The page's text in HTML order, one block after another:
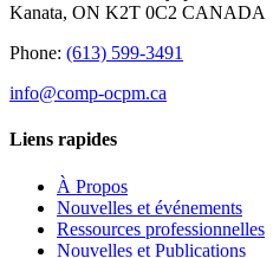
Kanata, ON K2T 0C2 CANADA
Phone: (613) 599-3491
info@comp-ocpm.ca
Liens rapides
À Propos
Nouvelles et événements
Ressources professionnelles
Nouvelles et Publications